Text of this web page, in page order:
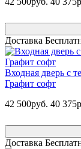
Доставка
Входная дверь с
Графит софт
42 500руб. 40
Доставка